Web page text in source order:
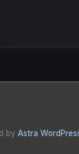
by Astra